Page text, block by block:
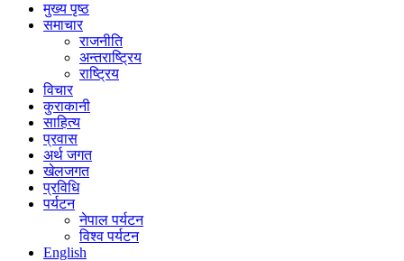
मुख्य पृष्ठ
समाचार
राजनीति
अन्तराष्ट्रिय
राष्ट्रिय
विचार
कुराकानी
साहित्य
प्रवास
अर्थ जगत
खेलजगत
प्रविधि
पर्यटन
नेपाल पर्यटन
विश्व पर्यटन
English